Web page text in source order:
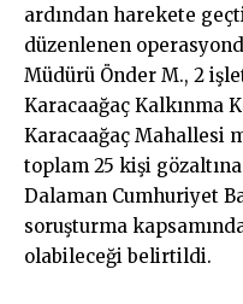
ardından harekete
düzenlenen
Müdürü Önder M., 2
Karacaağaç Kalkınma
Karacaağaç Mahallesi
toplam 25 kişi gözaltına
Dalaman Cumhuriyet
soruşturma
olabileceği belirtildi.